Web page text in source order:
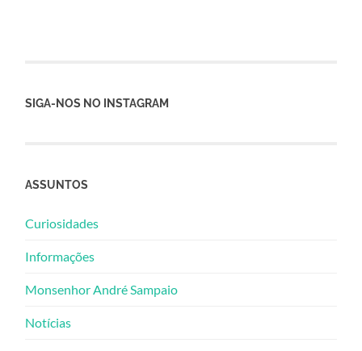
SIGA-NOS NO INSTAGRAM
ASSUNTOS
Curiosidades
Informações
Monsenhor André Sampaio
Notícias